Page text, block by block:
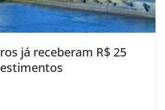
já receberam R$ 25